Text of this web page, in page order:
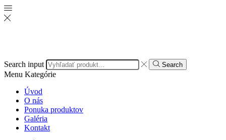
Search input Search
Menu Kategórie
Úvod
O nás
Ponuka produktov
Galéria
Kontakt